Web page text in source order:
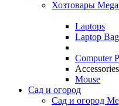
Хозтовары
Laptops
Laptop
Computer
Accessories
Mouse
Сад и огород
Сад и огород